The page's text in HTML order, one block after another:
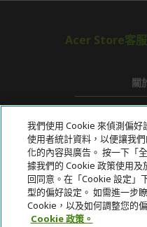
Acer Store客
關
宏碁
在社
我們使用 Cookie 來偵測偏
使用者統計資料，以便讓我
化的內容與廣告。 按一下「
據我們的 Cookie 政策使用
回同意。在「Cookie 設定」
型的偏好設定。 如需進一步
Cookie，以及如何調整您的
Cookie 政策。